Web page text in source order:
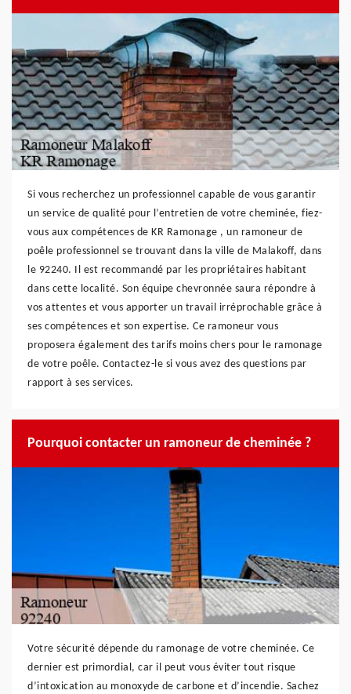
Si vous recherchez un professionnel capable de vous garantir
un service de qualité pour l’entretien de votre cheminée, fiez-
vous aux compétences de KR Ramonage , un ramoneur de
poêle professionnel se trouvant dans la ville de Malakoff, dans
le 92240. Il est recommandé par les propriétaires habitant
dans cette localité. Son équipe chevronnée saura répondre à
vos attentes et vous apporter un travail irréprochable grâce à
ses compétences et son expertise. Ce ramoneur vous
proposera également des tarifs moins chers pour le ramonage
de votre poêle. Contactez-le si vous avez des questions par
rapport à ses services.
Pourquoi contacter un ramoneur de cheminée ?
Votre sécurité dépende du ramonage de votre cheminée. Ce
dernier est primordial, car il peut vous éviter tout risque
d’intoxication au monoxyde de carbone et d’incendie. Sachez